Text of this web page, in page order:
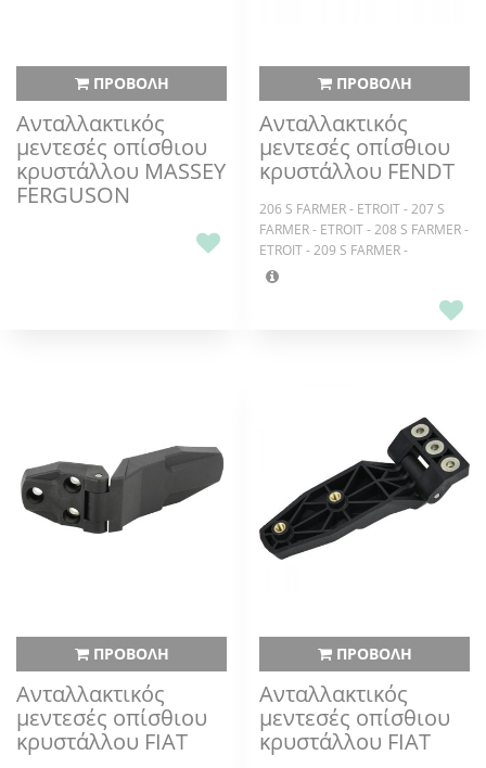
ΠΡΟΒΟΛΗ
Ανταλλακτικός
μεντεσές οπίσθιου
κρυστάλλου MASSEY
FERGUSON
ΠΡΟΒΟΛΗ
Ανταλλακτικός
μεντεσές οπίσθιου
κρυστάλλου FENDT
206 S FARMER - ETROIT - 207 S
FARMER - ETROIT - 208 S FARMER -
ETROIT - 209 S FARMER -
ETROIT,206 F FARMER - ETROIT -
FARMER - ETROIT - 207 V FARMER -
209 V FARMER - ETROIT,509 C
FAVORIT - 510 C FAVORIT - 511 C
FAVORIT - 512 C FAVORIT - 514 C
FAVORIT - 515 C FAVORIT,711
FAVORIT VARIO - 712 FAVORIT
VARIO - 714 FAVORIT VARIO - 716
FAVORIT VARIO,816 FAVORIT - 818
FAVORIT - 822 FAVORIT - 824
ΠΡΟΒΟΛΗ
Ανταλλακτικός
μεντεσές οπίσθιου
κρυστάλλου FIAT
ΠΡΟΒΟΛΗ
Ανταλλακτικός
μεντεσές οπίσθιου
κρυστάλλου FIAT